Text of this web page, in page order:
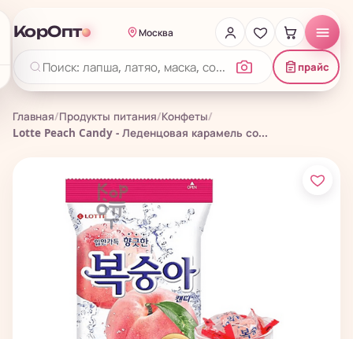
КорОпт Москва
прайс
Главная/Продукты питания/Конфеты/
Lotte Peach Candy - Леденцовая карамель со...